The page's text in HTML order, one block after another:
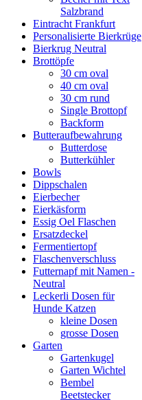
Salzbrand
Eintracht Frankfurt
Personalisierte Bierkrüge
Bierkrug Neutral
Brottöpfe
30 cm oval
40 cm oval
30 cm rund
Single Brottopf
Backform
Butteraufbewahrung
Butterdose
Butterkühler
Bowls
Dippschalen
Eierbecher
Eierkäsform
Essig Oel Flaschen
Ersatzdeckel
Fermentiertopf
Flaschenverschluss
Futternapf mit Namen -
Neutral
Leckerli Dosen für
Hunde Katzen
kleine Dosen
grosse Dosen
Garten
Gartenkugel
Garten Wichtel
Bembel
Beetstecker